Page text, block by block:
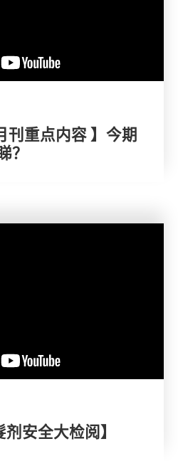
刊重点内容 】今期
？
剂安全大检阅】